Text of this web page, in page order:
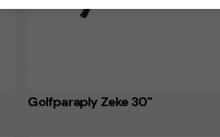
Golfparaply Zeke 30"